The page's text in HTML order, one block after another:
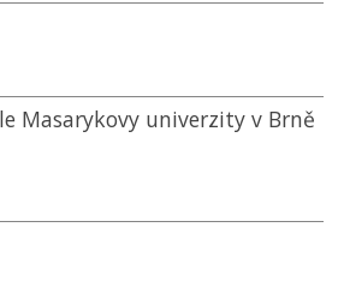
Masarykovy univerzity v Brně